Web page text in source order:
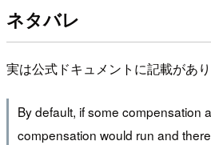
ネタバレ
実は公式ドキュメントに記載があり
By default, if some compensation
compensation would run and